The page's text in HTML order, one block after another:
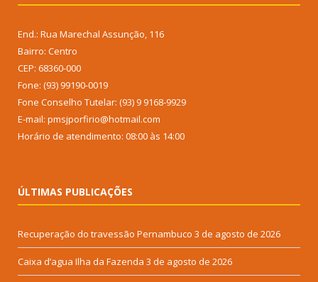
End.: Rua Marechal Assunção, 116
Bairro: Centro
CEP: 68360-000
Fone: (93) 99190-0019
Fone Conselho Tutelar: (93) 9 9168-9929
E-mail: pmsjporfirio@hotmail.com
Horário de atendimento: 08:00 às 14:00
ÚLTIMAS PUBLICAÇÕES
Recuperação do travessão Pernambuco 3 de agosto de 2026
Caixa d’agua Ilha da Fazenda 3 de agosto de 2026